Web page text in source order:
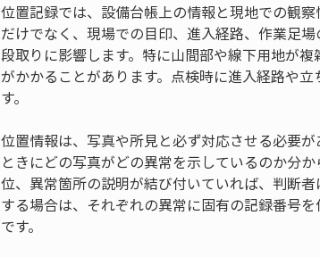
位置記録では、設備台帳上の情報と現地での観
だけでなく、現場での目印、進入経路、作業足
段取りに影響します。特に山間部や線下用地が
がかかることがあります。点検時に進入経路や
す。
位置情報は、写真や所見と必ず対応させる必要
ときにどの写真がどの異常を示しているのか分
位、異常箇所の説明が結び付いていれば、判断
する場合は、それぞれの異常に固有の記録番号
です。